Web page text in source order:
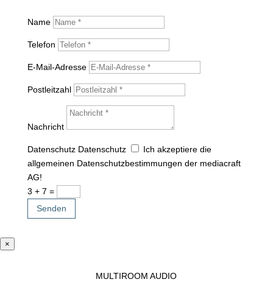
Name
Telefon
E-Mail-Adresse
Postleitzahl
Nachricht
Datenschutz Datenschutz
Ich akzeptiere die
allgemeinen Datenschutzbestimmungen der mediacraft
AG!
3 + 7 =
Senden
×
MULTIROOM AUDIO